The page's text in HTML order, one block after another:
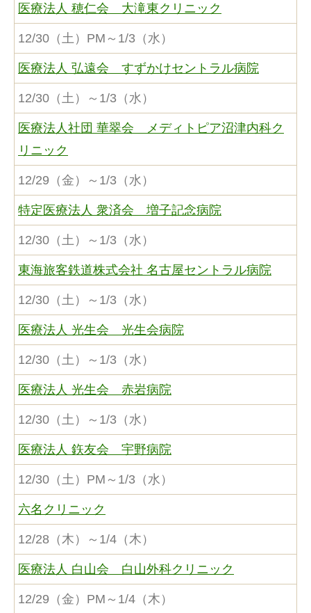
医療法人 穂仁会 大滝東クリニック
12/30（土）PM～1/3（水）
医療法人 弘遠会 すずかけセントラル病院
12/30（土）～1/3（水）
医療法人社団 華翠会 メディトピア沼津内科ク
リニック
12/29（金）～1/3（水）
特定医療法人 衆済会 増子記念病院
12/30（土）～1/3（水）
東海旅客鉄道株式会社 名古屋セントラル病院
12/30（土）～1/3（水）
医療法人 光生会 光生会病院
12/30（土）～1/3（水）
医療法人 光生会 赤岩病院
12/30（土）～1/3（水）
医療法人 鉃友会 宇野病院
12/30（土）PM～1/3（水）
六名クリニック
12/28（木）～1/4（木）
医療法人 白山会 白山外科クリニック
12/29（金）PM～1/4（木）